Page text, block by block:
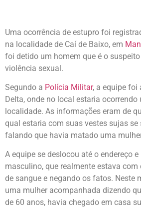
Uma ocorrência de estupro foi
na localidade de Caí de Baixo, em
foi detido um homem que é o
violência sexual.
Segundo a Polícia Militar, a equipe foi
Delta, onde no local estaria
localidade. As informações eram de
qual estaria com suas vestes sujas se
falando que havia matado uma
A equipe se deslocou até o endereço
masculino, que realmente estava
de sangue e negando os fatos. Neste
uma mulher acompanhada dizendo
de 60 anos, havia chegado em casa